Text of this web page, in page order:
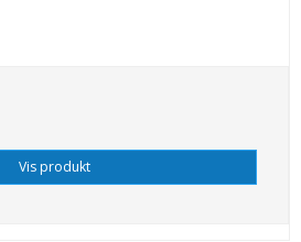
Vis produkt